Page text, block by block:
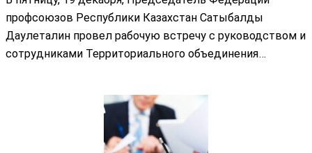
профсоюзов Республики Казахстан Сатыбалды
Даулеталин провел рабочую встречу с руководством и
сотрудниками Территориального объединения…